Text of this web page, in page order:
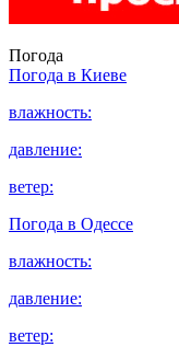
Погода
Погода в Киеве
влажность:
давление:
ветер:
Погода в Одессе
влажность:
давление:
ветер: